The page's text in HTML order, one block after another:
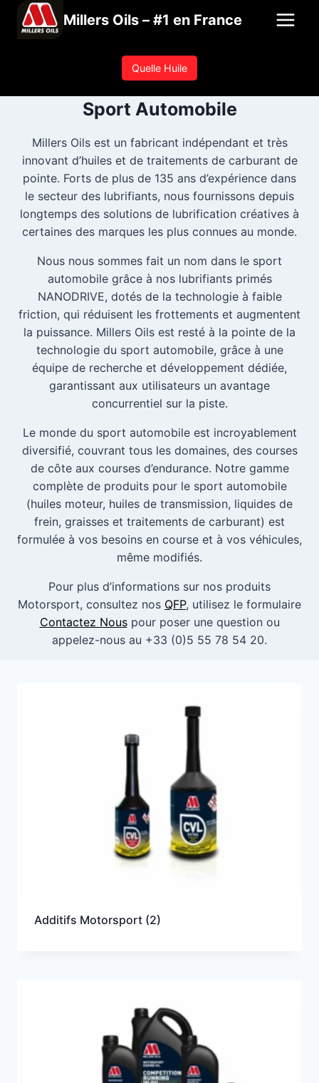
Millers Oils – #1 en France
Quelle Huile
Sport Automobile
Millers Oils est un fabricant indépendant et très
innovant d’huiles et de traitements de carburant de
pointe. Forts de plus de 135 ans d’expérience dans
le secteur des lubrifiants, nous fournissons depuis
longtemps des solutions de lubrification créatives à
certaines des marques les plus connues au monde.
Nous nous sommes fait un nom dans le sport
automobile grâce à nos lubrifiants primés
NANODRIVE, dotés de la technologie à faible
friction, qui réduisent les frottements et augmentent
la puissance. Millers Oils est resté à la pointe de la
technologie du sport automobile, grâce à une
équipe de recherche et développement dédiée,
garantissant aux utilisateurs un avantage
concurrentiel sur la piste.
Le monde du sport automobile est incroyablement
diversifié, couvrant tous les domaines, des courses
de côte aux courses d’endurance. Notre gamme
complète de produits pour le sport automobile
(huiles moteur, huiles de transmission, liquides de
frein, graisses et traitements de carburant) est
formulée à vos besoins en course et à vos véhicules,
même modifiés.
Pour plus d’informations sur nos produits
Motorsport, consultez nos QFP, utilisez le formulaire
Contactez Nouspour poser une question ou
appelez-nous au +33 (0)5 55 78 54 20.
Additifs Motorsport (2)